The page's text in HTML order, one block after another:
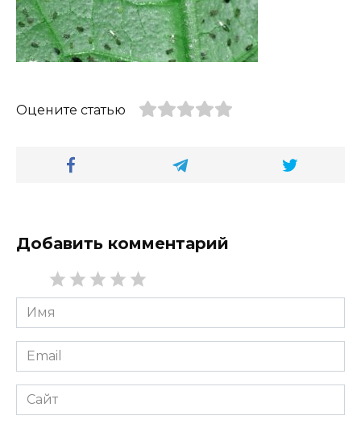
Оцените статью
Добавить комментарий
Имя
*
Email
*
Сайт